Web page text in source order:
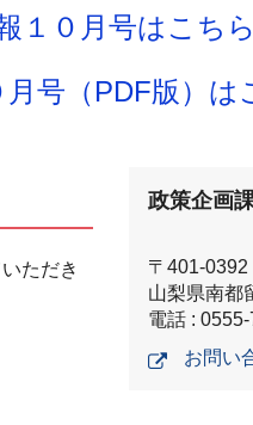
１０月号はこちら
月号（PDF版）は
ただき
政策企画
〒401-0392
山梨県南都
電話 :
お問い